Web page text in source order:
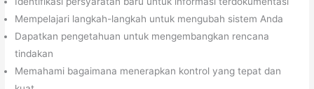
Mempelajari langkah-langkah untuk mengubah sistem Anda
Dapatkan pengetahuan untuk mengembangkan rencana
tindakan
Memahami bagaimana menerapkan kontrol yang tepat dan